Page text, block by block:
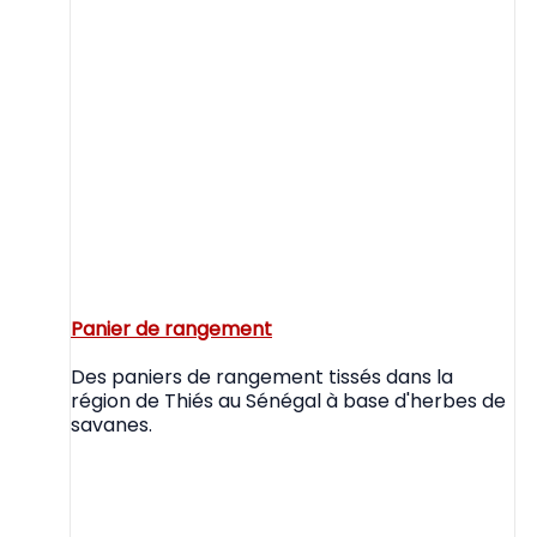
Panier de rangement
Des paniers de rangement tissés dans la
région de Thiés au Sénégal à base d'herbes de
savanes.